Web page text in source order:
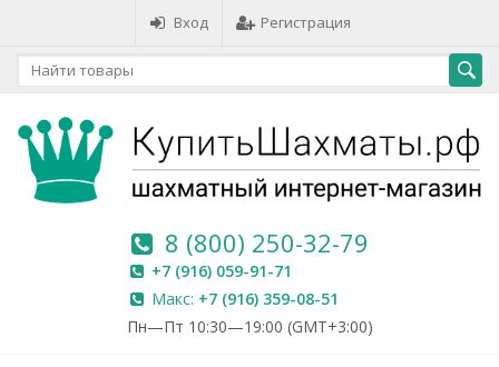
Вход Регистрация
8 (800) 250-32-79
+7 (916) 059-91-71
Макс: +7 (916) 359-08-51
Пн—Пт 10:30—19:00 (GMT+3:00)